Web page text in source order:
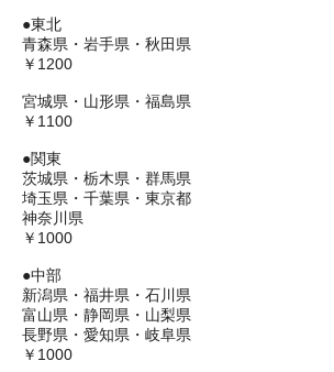
●東北
青森県・岩手県・秋田県
￥1200
宮城県・山形県・福島県
￥1100
●関東
茨城県・栃木県・群馬県
埼玉県・千葉県・東京都
神奈川県
￥1000
●中部
新潟県・福井県・石川県
富山県・静岡県・山梨県
長野県・愛知県・岐阜県
￥1000